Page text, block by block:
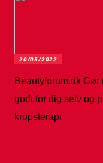
20/05/2022
Beautyforum.dk Gør
godt for dig selv og
kropsterapi